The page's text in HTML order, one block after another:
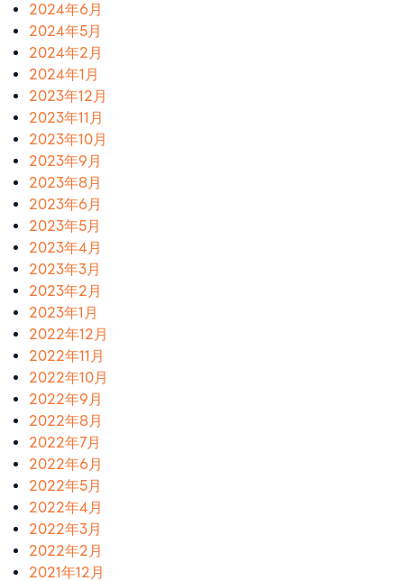
2024年6月
2024年5月
2024年2月
2024年1月
2023年12月
2023年11月
2023年10月
2023年9月
2023年8月
2023年6月
2023年5月
2023年4月
2023年3月
2023年2月
2023年1月
2022年12月
2022年11月
2022年10月
2022年9月
2022年8月
2022年7月
2022年6月
2022年5月
2022年4月
2022年3月
2022年2月
2021年12月